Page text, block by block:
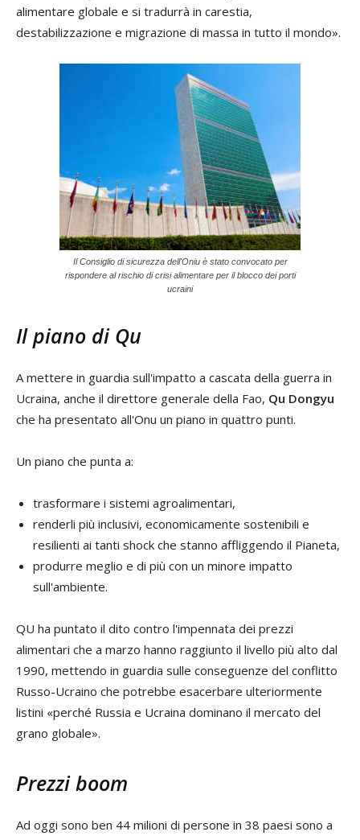
alimentare globale e si tradurrà in carestia,
destabilizzazione e migrazione di massa in tutto il mondo».
Il Consiglio di sicurezza dell'Oniu è stato convocato per
rispondere al rischio di crisi alimentare per il blocco dei porti
ucraini
Il piano di Qu
A mettere in guardia sull'impatto a cascata della guerra in
Ucraina, anche il direttore generale della Fao, Qu Dongyu
che ha presentato all'Onu un piano in quattro punti.
Un piano che punta a:
trasformare i sistemi agroalimentari,
renderli più inclusivi, economicamente sostenibili e
resilienti ai tanti shock che stanno affliggendo il Pianeta,
produrre meglio e di più con un minore impatto
sull'ambiente.
QU ha puntato il dito contro l'impennata dei prezzi
alimentari che a marzo hanno raggiunto il livello più alto dal
1990, mettendo in guardia sulle conseguenze del conflitto
Russo-Ucraino che potrebbe esacerbare ulteriormente
listini «perché Russia e Ucraina dominano il mercato del
grano globale».
Prezzi boom
Ad oggi sono ben 44 milioni di persone in 38 paesi sono a